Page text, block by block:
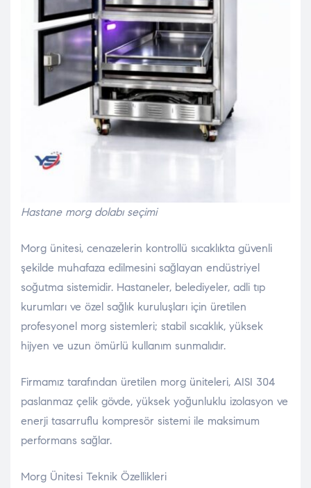
Hastane morg dolabı seçimi
Morg ünitesi, cenazelerin kontrollü sıcaklıkta güvenli
şekilde muhafaza edilmesini sağlayan endüstriyel
soğutma sistemidir. Hastaneler, belediyeler, adli tıp
kurumları ve özel sağlık kuruluşları için üretilen
profesyonel morg sistemleri; stabil sıcaklık, yüksek
hijyen ve uzun ömürlü kullanım sunmalıdır.
Firmamız tarafından üretilen morg üniteleri, AISI 304
paslanmaz çelik gövde, yüksek yoğunluklu izolasyon ve
enerji tasarruflu kompresör sistemi ile maksimum
performans sağlar.
Morg Ünitesi Teknik Özellikleri